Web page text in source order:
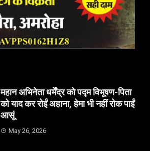
महान अभिनेता धर्मेंद्र को पद्म विभूषण-पिता
को याद कर रोईं अहाना, हेमा भी नहीं रोक पाईं
आसूं
May 26, 2026